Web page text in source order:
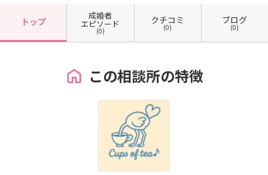
トップ
成婚者
エピソード
(0)
クチコミ
(0)
ブログ
(0)
この相談所の特徴